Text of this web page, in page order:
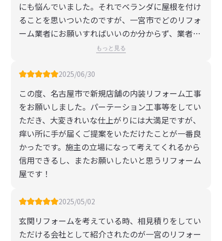
にも悩んでいました。それでベランダに屋根を付け
ることを思いついたのですが、一宮市でどのリフォ
ーム業者にお願いすればいいのか分からず、業者選
びでも悩む日が続いていました。そんなある日、ネ
で検索した中で一番「ここ、いいかも」と思ったの
がナニタスさんです。何が良かったかと言うと、ま
ずGoogleの口コミ評価がすごく良かったこと、そ
れからその口コミ自体も依頼された方の感謝の気持
ちがビシビシ伝わるような口コミばかりだったこ
と、さらにはその口コミひとつひとつに社長さんが
コピペではない心のこもった返事を書いていらっし
ゃったことです。「あ、ここは信頼できるな」とピ
ンと来ました。ただ、こんなオシャレそうな業者さ
てくれるのか、引き受けてくれたとしてもびっくり
するくらい高額ではないか…と恐る恐るホームペー
ジの問い合わせフォームからメールを送ったとこ
もっと見る
2025/06/30
この度、名古屋市で新規店舗の内装リフォーム工事
をお願いしました。パーテーション工事等をしてい
ただき、大変きれいな仕上がりには大満足ですが、
痒い所に手が届くご提案をいただけたことが一番良
かったです。施主の立場になって考えてくれるから
信用できるし、またお願いしたいと思うリフォーム
屋です！
2025/05/02
玄関リフォームを考えている時、相見積りをしてい
ただける会社として紹介されたのが一宮のリフォー